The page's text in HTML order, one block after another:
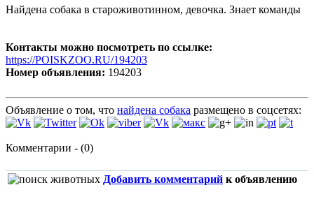
Найдена собака в староживотинном, девочка. Знает команды
Контакты можно посмотреть по ссылке:
https://POISKZOO.RU/194203
Номер объявления: 194203
Объявление о том, что найдена собака размещено в соцсетях:
Комментарии - (0)
Добавить комментарий к объявлению